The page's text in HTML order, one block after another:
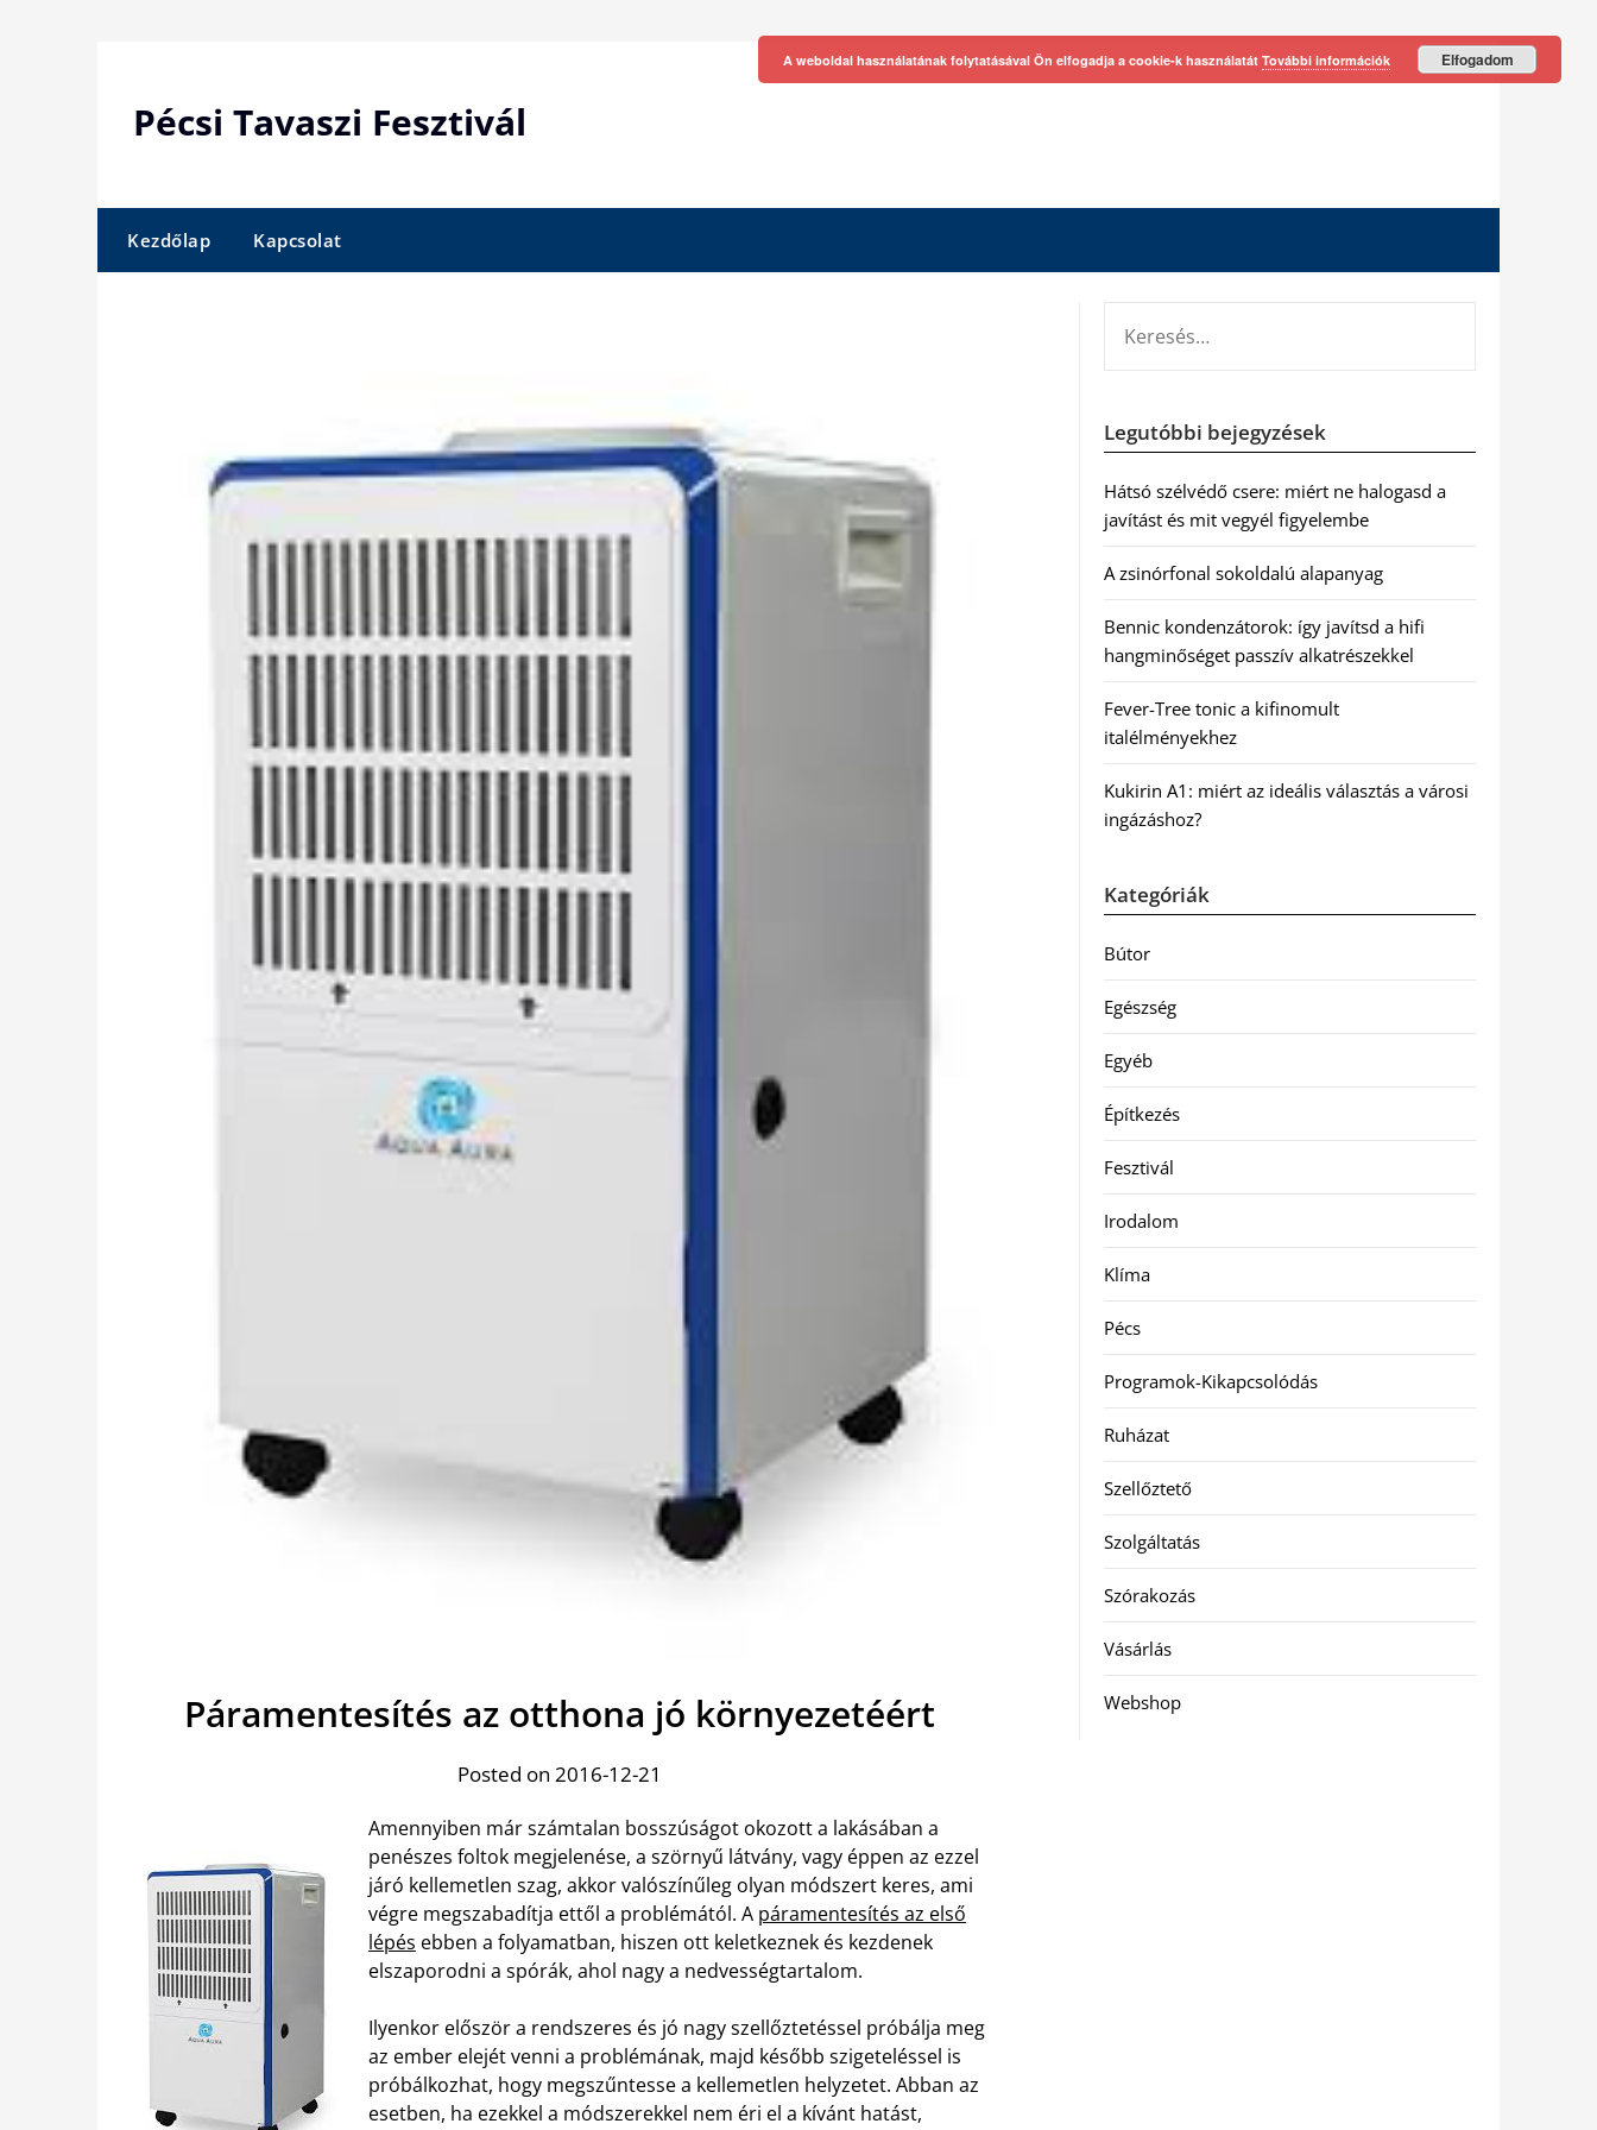
Pécsi Tavaszi Fesztivál
Kezdőlap Kapcsolat
Páramentesítés az otthona jó környezetéért
Posted on 2016-12-21
Amennyiben már számtalan bosszúságot okozott a lakásában a
penészes foltok megjelenése, a szörnyű látvány, vagy éppen az ezzel
járó kellemetlen szag, akkor valószínűleg olyan módszert keres, ami
végre megszabadítja ettől a problémától. A páramentesítés az első
lépés ebben a folyamatban, hiszen ott keletkeznek és kezdenek
elszaporodni a spórák, ahol nagy a nedvességtartalom.
Ilyenkor először a rendszeres és jó nagy szellőztetéssel próbálja meg
az ember elejét venni a problémának, majd később szigeteléssel is
próbálkozhat, hogy megszűntesse a kellemetlen helyzetet. Abban az
esetben, ha ezekkel a módszerekkel nem éri el a kívánt hatást,
Legutóbbi bejegyzések
Hátsó szélvédő csere: miért ne halogasd a
javítást és mit vegyél figyelembe
A zsinórfonal sokoldalú alapanyag
Bennic kondenzátorok: így javítsd a hifi
hangminőséget passzív alkatrészekkel
Fever-Tree tonic a kifinomult
italélményekhez
Kukirin A1: miért az ideális választás a városi
ingázáshoz?
Kategóriák
Bútor
Egészség
Egyéb
Építkezés
Fesztivál
Irodalom
Klíma
Pécs
Programok-Kikapcsolódás
Ruházat
Szellőztető
Szolgáltatás
Szórakozás
Vásárlás
Webshop
A weboldal használatának folytatásával Ön elfogadja a cookie-k használatát További információk Elfogadom